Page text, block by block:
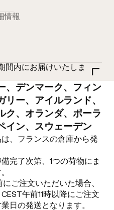
情報
間内にお届けいたしま
、デンマーク、フィン
ー、アイルランド、
ク、オランダ、ポーラ
イン、スウェーデン
、フランスの倉庫から発
完了次第、1つの荷物にま
にご注文いただいた場合、
午前11時以降にご注文
日の発送となります。